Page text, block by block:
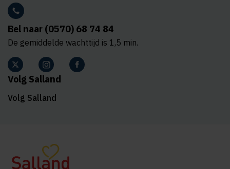
Bel naar (0570) 68 74 84
De gemiddelde wachttijd is 1,5 min.
Volg Salland
Volg Salland